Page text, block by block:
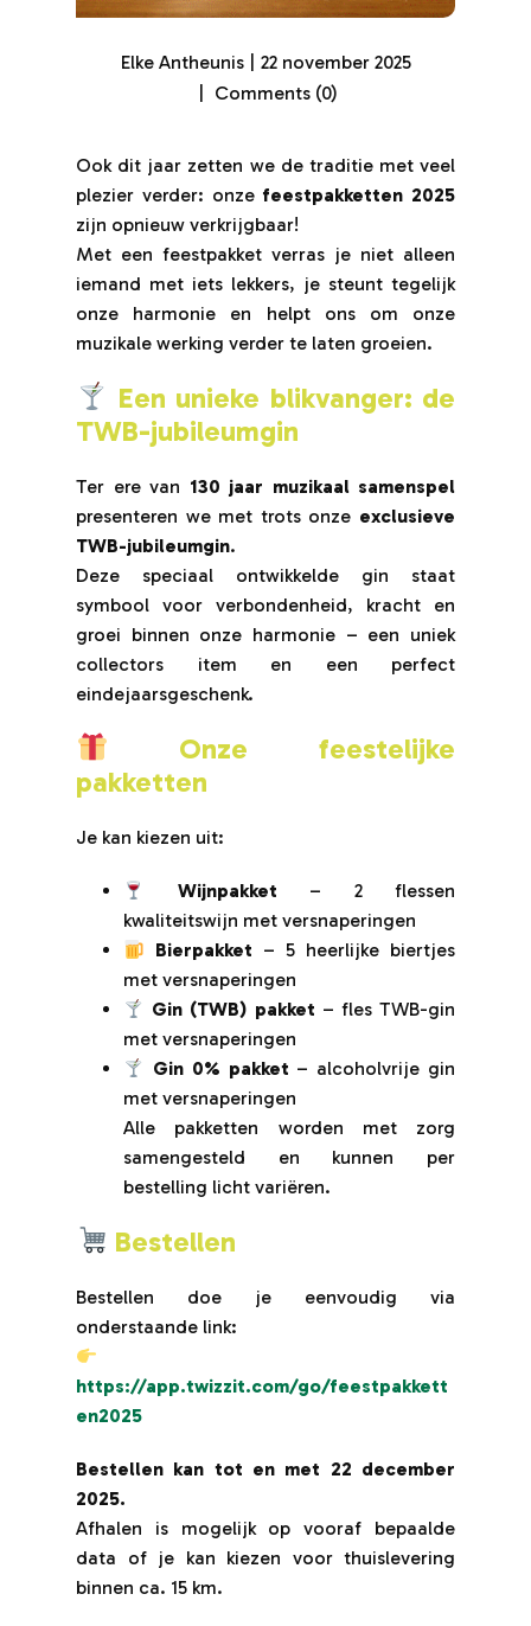
Elke Antheunis
22 november 2025
Comments (0)
Ook dit jaar zetten we de traditie met veel
plezier verder: onze feestpakketten 2025
zijn opnieuw verkrijgbaar!
Met een feestpakket verras je niet alleen
iemand met iets lekkers, je steunt tegelijk
onze harmonie en helpt ons om onze
muzikale werking verder te laten groeien.
Een unieke blikvanger: de
TWB-jubileumgin
Ter ere van 130 jaar muzikaal samenspel
presenteren we met trots onze exclusieve
TWB-jubileumgin.
Deze speciaal ontwikkelde gin staat
symbool voor verbondenheid, kracht en
groei binnen onze harmonie – een uniek
collectors item en een perfect
eindejaarsgeschenk.
Onze feestelijke
pakketten
Je kan kiezen uit:
Wijnpakket – 2 flessen
kwaliteitswijn met versnaperingen
Bierpakket – 5 heerlijke biertjes
met versnaperingen
Gin (TWB) pakket – fles TWB-gin
met versnaperingen
Gin 0% pakket – alcoholvrije gin
met versnaperingen
Alle pakketten worden met zorg
samengesteld en kunnen per
bestelling licht variëren.
Bestellen
Bestellen doe je eenvoudig via
onderstaande link:
https://app.twizzit.com/go/feestpakkett
en2025
Bestellen kan tot en met 22 december
2025.
Afhalen is mogelijk op vooraf bepaalde
data of je kan kiezen voor thuislevering
binnen ca. 15 km.